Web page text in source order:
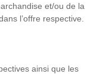
et/ou de la
l’offre respective.
ainsi que les